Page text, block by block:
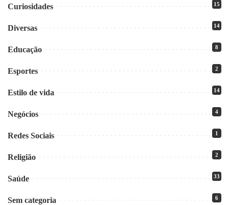
Curiosidades 15
Diversas 14
Educação 8
Esportes 2
Estilo de vida 14
Negócios 4
Redes Sociais 1
Religião 2
Saúde 33
Sem categoria 6